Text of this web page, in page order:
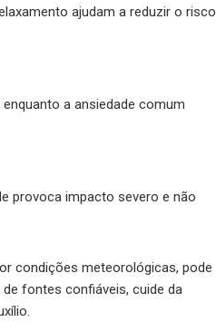
ajudam a reduzir o risco
a ansiedade comum
provoca impacto severo e não
condições meteorológicas, pode
fontes confiáveis, cuide da